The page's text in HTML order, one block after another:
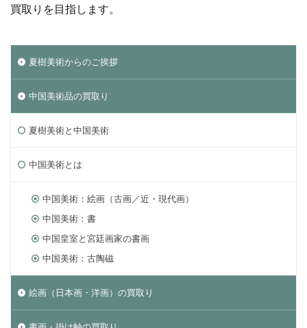
買取りを目指します。
夏樹美術からのご挨拶
中国美術品の買取り
夏樹美術と中国美術
中国美術とは
中国美術：絵画（古画／近・現代画）
中国美術：書
中国皇室と宮廷画家の書画
中国美術：古陶磁
絵画（日本画・洋画）の買取り